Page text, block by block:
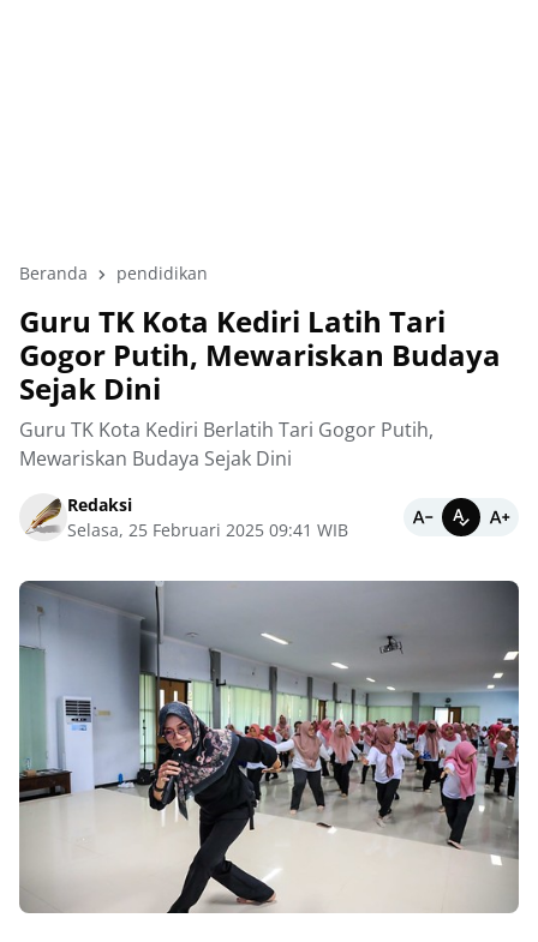
Beranda pendidikan
Guru TK Kota Kediri Latih Tari
Gogor Putih, Mewariskan Budaya
Sejak Dini
Guru TK Kota Kediri Berlatih Tari Gogor Putih,
Mewariskan Budaya Sejak Dini
Redaksi
Selasa, 25 Februari 2025 09:41 WIB